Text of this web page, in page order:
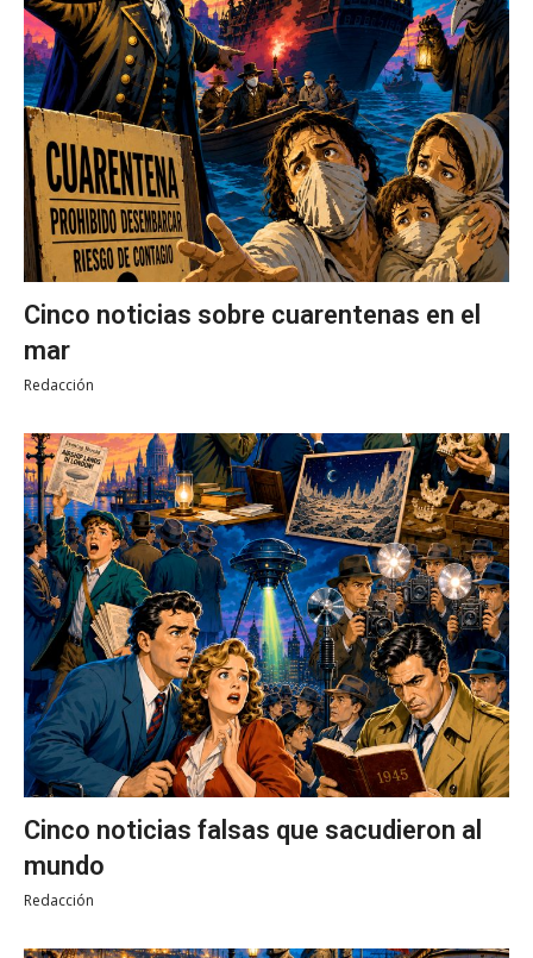
Cinco noticias sobre cuarentenas en el
mar
Redacción
Cinco noticias falsas que sacudieron al
mundo
Redacción